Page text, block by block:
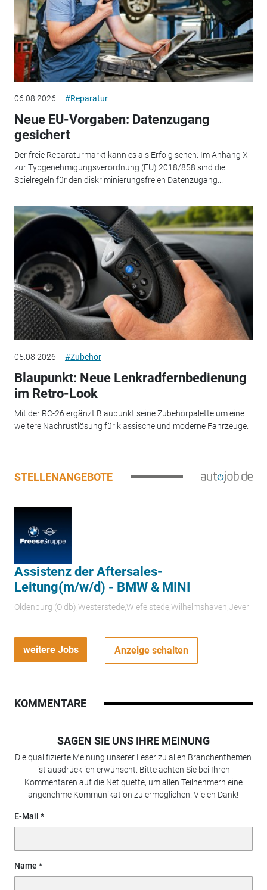
06.08.2026 #Reparatur
Neue EU-Vorgaben: Datenzugang
gesichert
Der freie Reparaturmarkt kann es als Erfolg sehen: Im Anhang X
zur Typgenehmigungsverordnung (EU) 2018/858 sind die
Spielregeln für den diskriminierungsfreien Datenzugang...
05.08.2026 #Zubehör
Blaupunkt: Neue Lenkradfernbedienung
im Retro-Look
Mit der RC-26 ergänzt Blaupunkt seine Zubehörpalette um eine
weitere Nachrüstlösung für klassische und moderne Fahrzeuge.
STELLENANGEBOTE
Assistenz der Aftersales-
Leitung(m/w/d) - BMW & MINI
Oldenburg (Oldb);Westerstede;Wiefelstede;Wilhelmshaven;Jever
weitere Jobs Anzeige schalten
KOMMENTARE
SAGEN SIE UNS IHRE MEINUNG
Die qualifizierte Meinung unserer Leser zu allen Branchenthemen
ist ausdrücklich erwünscht. Bitte achten Sie bei Ihren
Kommentaren auf die Netiquette, um allen Teilnehmern eine
angenehme Kommunikation zu ermöglichen. Vielen Dank!
E-Mail
Name